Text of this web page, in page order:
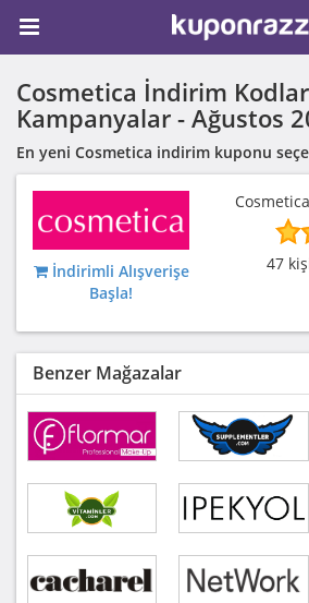
Cosmetica İndirim
Kampanyalar - Ağustos
En yeni Cosmetica indirim kuponu
İndirimli Alışverişe
Başla!
47
Benzer Mağazalar